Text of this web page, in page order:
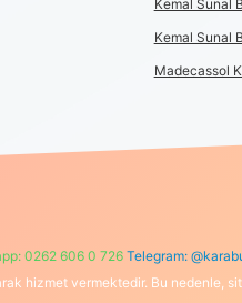
Kemal Sunal
Kemal Sunal
Madecassol
0262 606 0 726 Telegram:
hizmet vermektedir. Bu